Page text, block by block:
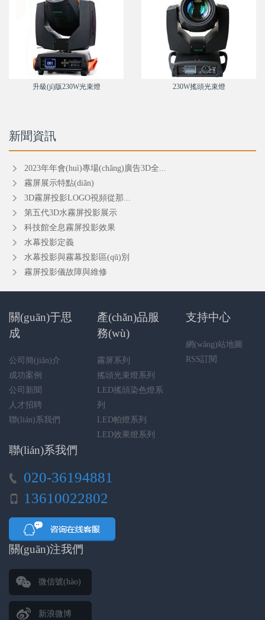
升級(jí)版230W光束燈 230W搖頭光束燈
新聞資訊
2023年年會(huì)專場(chǎng)廣告3D全...
霧屏展示特點(diǎn)
3D霧屏投影LOGO視頻從那...
第五代3D水霧屏投影展示
科技館全息霧屏投影效果
水幕投影定義
水幕投影與霧幕投影區(qū)別
霧屏投影儀故障與維修
關(guān)于思
成
公司簡(jiǎn)介
成功案例
公司新聞
人才招聘
聯(lián)系我們
產(chǎn)品服
務(wù)
霧屏系列
搖頭光束燈系列
LED搖頭染色燈系
列
LED帕燈系列
LED效果燈系列
支持中心
網(wǎng)站地圖
RSS訂閱
聯(lián)系我們
020-36194881
13610022802
關(guān)注我們
微信號(hào)
新浪微博